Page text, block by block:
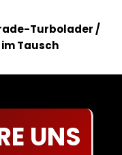
Turbolader /
Tausch
UNS